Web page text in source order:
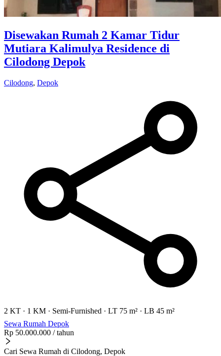
Disewakan Rumah 2 Kamar Tidur
Mutiara Kalimulya Residence di
Cilodong Depok
Cilodong, Depok
2 KT · 1 KM · Semi-Furnished · LT 75 m² · LB 45 m²
Sewa Rumah Depok
Rp 50.000.000 / tahun
Cari Sewa Rumah di Cilodong, Depok